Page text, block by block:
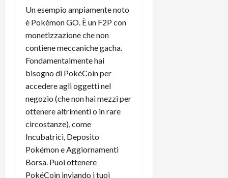
Un esempio ampiamente noto
è Pokémon GO. È un F2P con
monetizzazione che non
contiene meccaniche gacha.
Fondamentalmente hai
bisogno di PokéCoin per
accedere agli oggetti nel
negozio (che non hai mezzi per
ottenere altrimenti o in rare
circostanze), come
Incubatrici, Deposito
Pokémon e Aggiornamenti
Borsa. Puoi ottenere
PokéCoin inviando i tuoi